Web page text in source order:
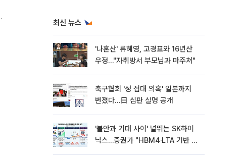
최신 뉴스
'나혼산' 류혜영, 고경표와 16년산
우정…"자취방서 부모님과 마주쳐"
축구협회 '성 접대 의혹' 일본까지
번졌다…日 심판 실명 공개
'불안과 기대 사이' 널뛰는 SK하이
닉스…증권가 "HBM4·LTA 기반 펀